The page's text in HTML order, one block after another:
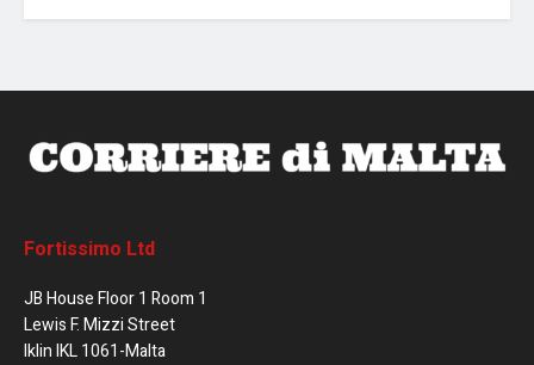
Fortissimo Ltd
JB House Floor 1 Room 1
Lewis F. Mizzi Street
Iklin IKL 1061-Malta